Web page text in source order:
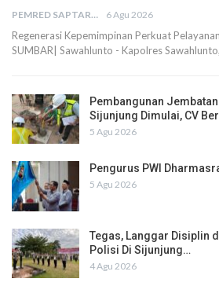
PEMRED SAPTARIUS 6 Agu 2026
Regenerasi Kepemimpinan Perkuat
SUMBAR| Sawahlunto - Kapolres
Pembangunan
Sijunjung Dimulai, CV
5 Agu 2026
Pengurus PWI
5 Agu 2026
Tegas, Langgar Disiplin
Polisi Di Sijunjung…
4 Agu 2026